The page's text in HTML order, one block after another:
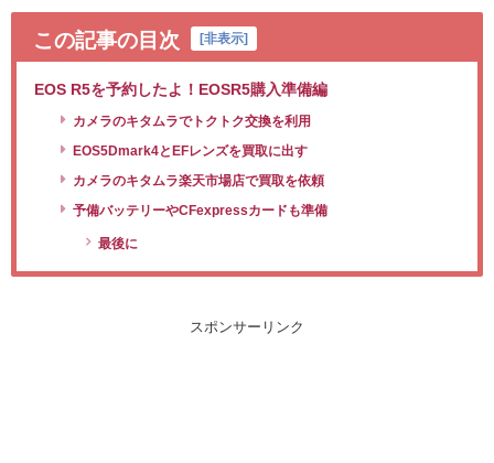
この記事の目次 [非表示]
EOS R5を予約したよ！EOSR5購入準備編
カメラのキタムラでトクトク交換を利用
EOS5Dmark4とEFレンズを買取に出す
カメラのキタムラ楽天市場店で買取を依頼
予備バッテリーやCFexpressカードも準備
最後に
スポンサーリンク